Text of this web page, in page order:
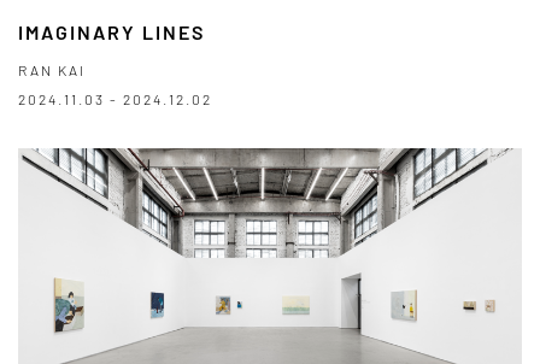
IMAGINARY LINES
RAN KAI
2024.11.03 - 2024.12.02